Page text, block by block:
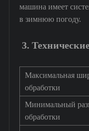
машина имеет
в зимнюю погоду.
3.
Максимальная
обработки
Минимальный
обработки